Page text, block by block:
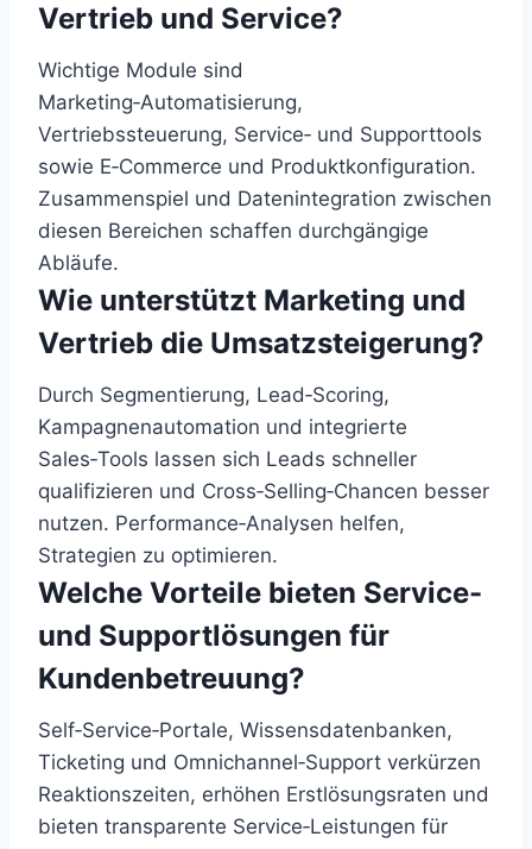
Vertrieb und Service?
Wichtige Module sind
Marketing‑Automatisierung,
Vertriebssteuerung, Service‑ und Supporttools
sowie E‑Commerce und Produktkonfiguration.
Zusammenspiel und Datenintegration zwischen
diesen Bereichen schaffen durchgängige
Abläufe.
Wie unterstützt Marketing und
Vertrieb die Umsatzsteigerung?
Durch Segmentierung, Lead‑Scoring,
Kampagnenautomation und integrierte
Sales‑Tools lassen sich Leads schneller
qualifizieren und Cross‑Selling‑Chancen besser
nutzen. Performance‑Analysen helfen,
Strategien zu optimieren.
Welche Vorteile bieten Service-
und Supportlösungen für
Kundenbetreuung?
Self‑Service‑Portale, Wissensdatenbanken,
Ticketing und Omnichannel‑Support verkürzen
Reaktionszeiten, erhöhen Erstlösungsraten und
bieten transparente Service‑Leistungen für